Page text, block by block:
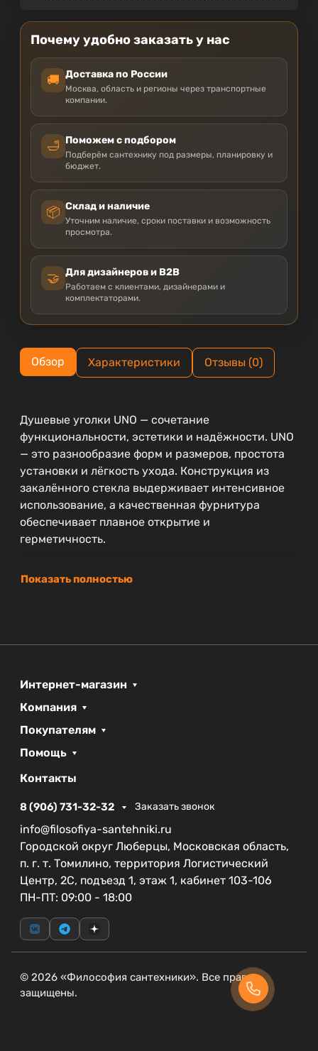
Почему удобно заказать у нас
🚚 Доставка по России
Москва, область и регионы через транспортные
компании.
🛁 Поможем с подбором
Подберём сантехнику под размеры, планировку и
бюджет.
📦 Склад и наличие
Уточним наличие, сроки поставки и возможность
просмотра.
🤝 Для дизайнеров и B2B
Работаем с клиентами, дизайнерами и
комплектаторами.
Обзор Характеристики Отзывы (0)
Душевые уголки UNO — сочетание
функциональности, эстетики и надёжности. UNO
— это разнообразие форм и размеров, простота
установки и лёгкость ухода. Конструкция из
закалённого стекла выдерживает интенсивное
использование, а качественная фурнитура
обеспечивает плавное открытие и
герметичность.
Показать полностью
Интернет-магазин
Компания
Покупателям
Помощь
Контакты
8 (906) 731-32-32 Заказать звонок
info@filosofiya-santehniki.ru
Городской округ Люберцы, Московская область,
п. г. т. Томилино, территория Логистический
Центр, 2С, подъезд 1, этаж 1, кабинет 103-106
ПН-ПТ: 09:00 - 18:00
© 2026 «Философия сантехники». Все права
защищены.